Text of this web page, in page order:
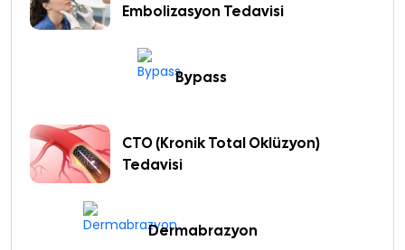
Embolizasyon Tedavisi
Bypass
CTO (Kronik Total Oklüzyon)
Tedavisi
Dermabrazyon